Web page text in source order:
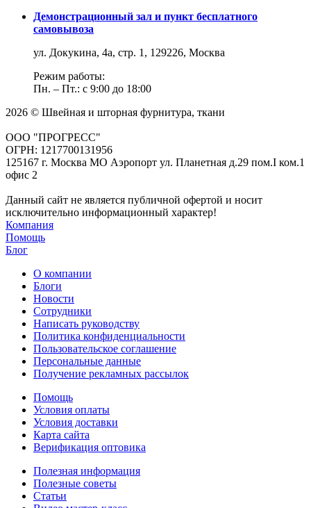
Демонстрационный зал и пункт бесплатного
самовывоза
ул. Докукина, 4а, стр. 1, 129226, Москва
Режим работы:
Пн. – Пт.: с 9:00 до 18:00
2026 © Швейная и шторная фурнитура, ткани
ООО "ПРОГРЕСС"
ОГРН: 1217700131956
125167 г. Москва МО Аэропорт ул. Планетная д.29 пом.I ком.1
офис 2
Данный сайт не является публичной офертой и носит
исключительно информационный характер!
Компания
Помощь
Блог
О компании
Блоги
Новости
Сотрудники
Написать руководству
Политика конфиденциальности
Пользовательское соглашение
Персональные данные
Получение рекламных рассылок
Помощь
Условия оплаты
Условия доставки
Карта сайта
Верификация оптовика
Полезная информация
Полезные советы
Статьи